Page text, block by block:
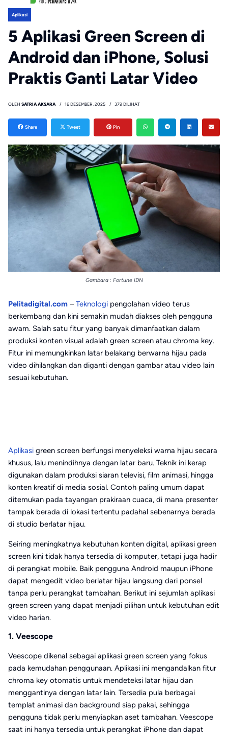
Aplikasi
5 Aplikasi Green Screen di
Android dan iPhone, Solusi
Praktis Ganti Latar Video
OLEH SATRIA AKSARA 16 DESEMBER, 2025 379 DILIHAT
Share Tweet Pin
Gambara : Fortune IDN
Pelitadigital.com –Teknologi pengolahan video terus
berkembang dan kini semakin mudah diakses oleh pengguna
awam. Salah satu fitur yang banyak dimanfaatkan dalam
produksi konten visual adalah green screen atau chroma key.
Fitur ini memungkinkan latar belakang berwarna hijau pada
video dihilangkan dan diganti dengan gambar atau video lain
sesuai kebutuhan.
Aplikasi green screen berfungsi menyeleksi warna hijau secara
khusus, lalu menindihnya dengan latar baru. Teknik ini kerap
digunakan dalam produksi siaran televisi, film animasi, hingga
konten kreatif di media sosial. Contoh paling umum dapat
ditemukan pada tayangan prakiraan cuaca, di mana presenter
tampak berada di lokasi tertentu padahal sebenarnya berada
di studio berlatar hijau.
Seiring meningkatnya kebutuhan konten digital, aplikasi green
screen kini tidak hanya tersedia di komputer, tetapi juga hadir
di perangkat mobile. Baik pengguna Android maupun iPhone
dapat mengedit video berlatar hijau langsung dari ponsel
tanpa perlu perangkat tambahan. Berikut ini sejumlah aplikasi
green screen yang dapat menjadi pilihan untuk kebutuhan edit
video harian.
1. Veescope
Veescope dikenal sebagai aplikasi green screen yang fokus
pada kemudahan penggunaan. Aplikasi ini mengandalkan fitur
chroma key otomatis untuk mendeteksi latar hijau dan
menggantinya dengan latar lain. Tersedia pula berbagai
templat animasi dan background siap pakai, sehingga
pengguna tidak perlu menyiapkan aset tambahan. Veescope
saat ini hanya tersedia untuk perangkat iPhone dan dapat